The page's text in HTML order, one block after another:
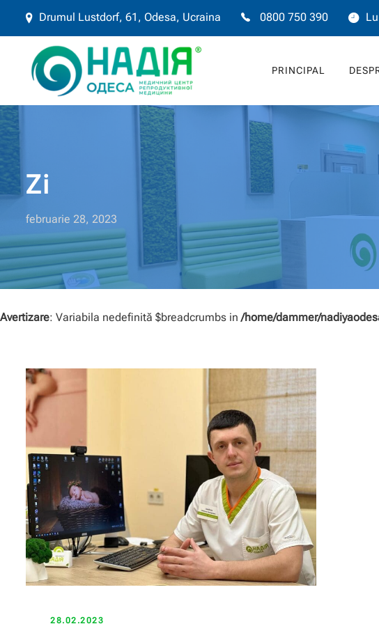
Drumul Lustdorf, 61, Odesa, Ucraina 0800 750 390
PRINCIPAL
Zi
februarie 28, 2023
Avertizare: Variabila nedefinită $breadcrumbs in/home/dammer/
28.02.2023